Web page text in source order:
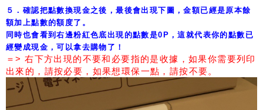
５．確認把點數換現金之後，最後會出現下圖，金額已經是原本餘
額加上點數的額度了。
同時也會看到右邊粉紅色底出現的點數是0P，這就代表你的點數已
經變成現金，可以拿去購物了！
＝> 右下方出現的不要和必要指的是收據，如果你需要列印
出來的，請按必要，如果想環保一點，請按不要。